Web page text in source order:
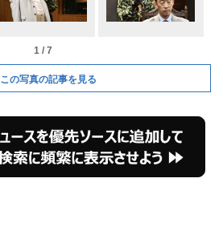
1 / 7
この写真の記事を見る